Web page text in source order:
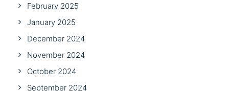
February 2025
January 2025
December 2024
November 2024
October 2024
September 2024